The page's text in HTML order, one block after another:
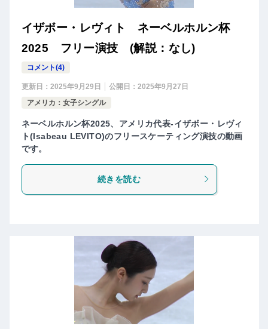
イザボー・レヴィト ネーベルホルン杯
2025 フリー演技 (解説：なし)
コメント(4)
更新日： 2025年9月29日 公開日： 2025年9月27日
アメリカ：女子シングル
ネーベルホルン杯2025、アメリカ代表-イザボー・レヴィ
ト(Isabeau LEVITO)のフリースケーティング演技の動画
です。
続きを読む